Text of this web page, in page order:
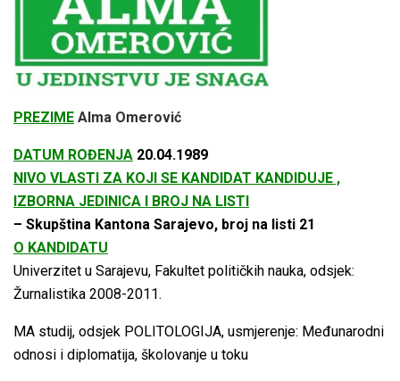
PREZIME Alma Omerović
DATUM ROĐENJA 20.04.1989
NIVO VLASTI ZA KOJI SE KANDIDAT KANDIDUJE ,
IZBORNA JEDINICA I BROJ NA LISTI
– Skupština Kantona Sarajevo, broj na listi 21
O KANDIDATU
Univerzitet u Sarajevu, Fakultet političkih nauka, odsjek:
Žurnalistika 2008-2011.
MA studij, odsjek POLITOLOGIJA, usmjerenje: Međunarodni
odnosi i diplomatija, školovanje u toku